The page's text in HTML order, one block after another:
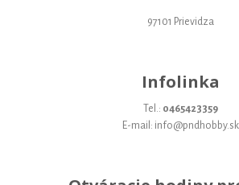
97101 Prievidza
Infolinka
Tel.: 0465423359
E-mail: info@pndhobby.sk